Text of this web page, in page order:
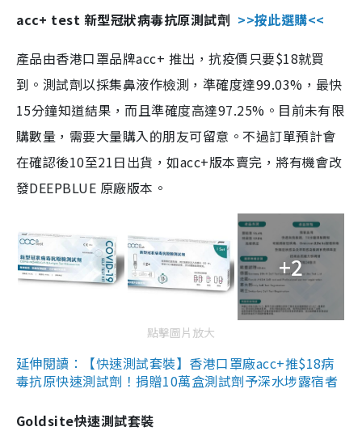
acc+ test 新型冠狀病毒抗原測試劑 >>按此選購<<
產品由香港口罩品牌acc+ 推出，抗疫價只要$18就買
到。測試劑以採集鼻液作檢測，準確度達99.03%，最快
15分鐘知道結果，而且準確度高達97.25%。目前未有限
購數量，需要大量購入的朋友可留意。不過訂單預計會
在確認後10至21日出貨，如acc+版本賣完，將有機會改
發DEEPBLUE 原廠版本。
+2
點擊圖片放大
延伸閱讀：【快速測試套裝】香港口罩廠acc+推$18病
毒抗原快速測試劑！捐贈10萬盒測試劑予深水埗露宿者
Goldsite快速測試套裝